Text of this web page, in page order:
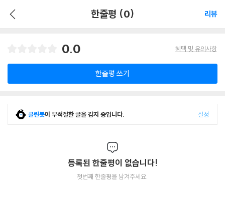
한줄평 (0) 리뷰
0.0 혜택 및 유의사항
한줄평 쓰기
클린봇이 부적절한 글을 감지 중입니다. 설정
등록된 한줄평이 없습니다!
첫번째 한줄평을 남겨주세요.